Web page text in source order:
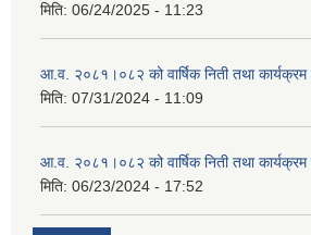
मिति: 06/24/2025 - 11:23
आ.व. २०८१।०८२ को वार्षिक निती तथा
मिति: 07/31/2024 - 11:09
आ.व. २०८१।०८२ को वार्षिक निती तथा
मिति: 06/23/2024 - 17:52